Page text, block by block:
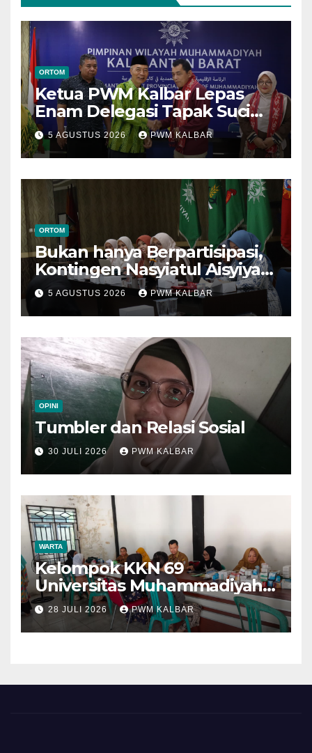
ORTOM
Ketua PWM Kalbar Lepas
Enam Delegasi Tapak Suci
Menuju Muktamar XVI di
Semarang
5 AGUSTUS 2026 PWM KALBAR
ORTOM
Bukan hanya Berpartisipasi,
Kontingen Nasyiatul Aisyiyah
Kalbar Perjuangkan Program
di Muktamar XV
5 AGUSTUS 2026 PWM KALBAR
OPINI
Tumbler dan Relasi Sosial
30 JULI 2026 PWM KALBAR
WARTA
Kelompok KKN 69
Universitas Muhammadiyah
Pontianak Dibagi Dua Tim,
Cat Bangunan dan Dampingi
Pelayanan Posyandu Lansia
28 JULI 2026 PWM KALBAR